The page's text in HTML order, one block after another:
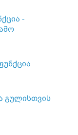
-
გულისთვის